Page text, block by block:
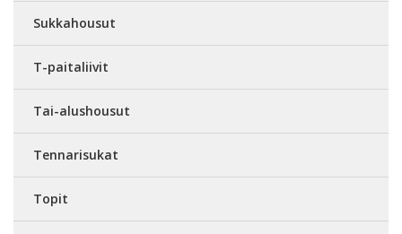
Sukkahousut
T-paitaliivit
Tai-alushousut
Tennarisukat
Topit